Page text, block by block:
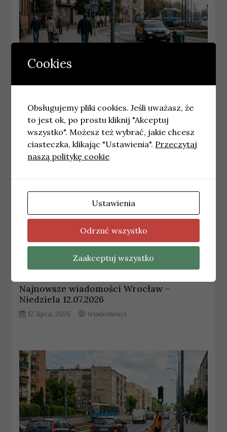
Podsumowanie akcji „Łatwoganga” –
1 maja, 2026
Najnowsze wiadomości Wrocław –
Niedziela 12.07.2026
12 lipca, 2026 wiadomosci
Cookies
Obsługujemy pliki cookies. Jeśli uważasz, że
to jest ok, po prostu kliknij "Akceptuj
wszystko". Możesz też wybrać, jakie chcesz
ciasteczka, klikając "Ustawienia". Przeczytaj
naszą politykę cookie
Ustawienia
Odrzuć wszystko
Zaakceptuj wszystko